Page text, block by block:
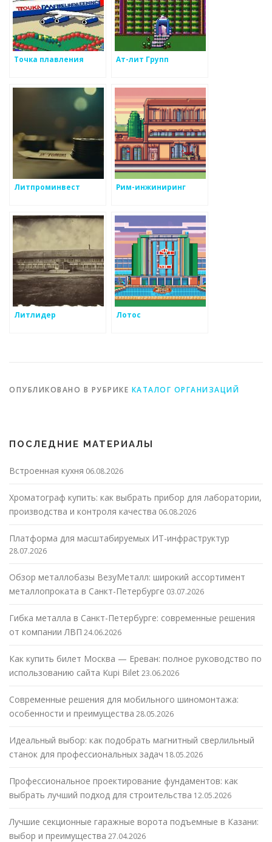
Точка плавления Ат-лит Групп
Литпроминвест Рим-инжиниринг
Литлидер Лотос
ОПУБЛИКОВАНО В РУБРИКЕ КАТАЛОГ ОРГАНИЗАЦИЙ
ПОСЛЕДНИЕ МАТЕРИАЛЫ
Встроенная кухня 06.08.2026
Хроматограф купить: как выбрать прибор для лаборатории,
производства и контроля качества 06.08.2026
Платформа для масштабируемых ИТ-инфраструктур
28.07.2026
Обзор металлобазы ВезуМеталл: широкий ассортимент
металлопроката в Санкт-Петербурге 03.07.2026
Гибка металла в Санкт-Петербурге: современные решения
от компании ЛВП 24.06.2026
Как купить билет Москва — Ереван: полное руководство по
использованию сайта Kupi Bilet23.06.2026
Современные решения для мобильного шиномонтажа:
особенности и преимущества 28.05.2026
Идеальный выбор: как подобрать магнитный сверлильный
станок для профессиональных задач 18.05.2026
Профессиональное проектирование фундаментов: как
выбрать лучший подход для строительства 12.05.2026
Лучшие секционные гаражные ворота подъемные в Казани:
выбор и преимущества 27.04.2026